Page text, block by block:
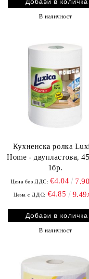
В наличност
Кухненска ролка
Home - двупластова,
1бр.
Цена без ДДС: €4.04
Цена с ДДС: €4.85
В наличност